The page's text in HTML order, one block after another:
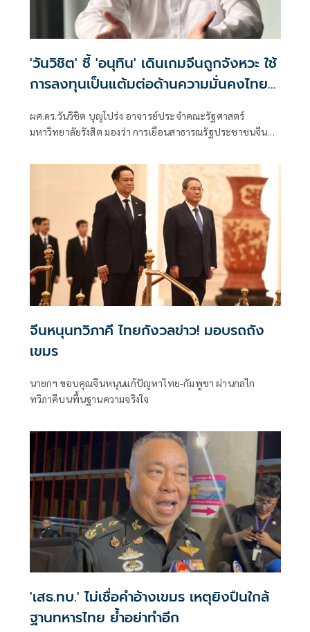
'วันวิชิต' ชี้ 'อนุทิน' เดินเกมจีนถูกจังหวะ ใช้
การลงทุนเป็นแต้มต่อด้านความมั่นคงไทย
ผศ.ดร.วันวิชิต บุญโปร่ง อาจารย์ประจำคณะรัฐศาสตร์
มหาวิทยาลัยรังสิต มองว่า การเยือนสาธารณรัฐประชาชนจีน
จีนหนุนทวิภาคี ไทยกังวลข่าว! มอบรถถัง
เขมร
นายกฯ ขอบคุณจีนหนุนแก้ปัญหาไทย-กัมพูชา ผ่านกลไก
ทวิภาคีบนพื้นฐานความจริงใจ
'เสธ.ทบ.' ไม่เชื่อคำอ้างเขมร เหตุยิงปืนใกล้
ฐานทหารไทย ย้ำอย่าทำอีก